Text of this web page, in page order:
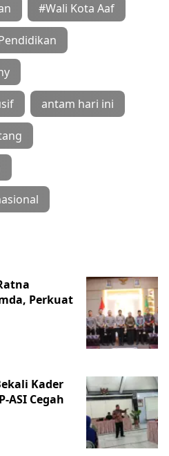
#Wali Kota Aaf
antam hari ini
Perkuat
Kader
ASI Cegah